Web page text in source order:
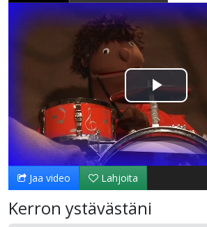
Toista
Jaa video Lahjoita
Kerron ystävästäni